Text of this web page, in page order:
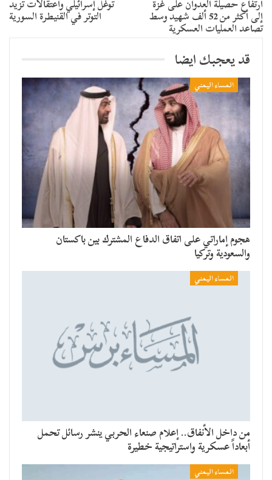
ارتفاع حصيلة العدوان على غزة
إلى أكثر من 52 ألف شهيد وسط
تصاعد العمليات العسكرية
توغل إسرائيلي واعتقالات تزيد
التوتر في القنيطرة السورية
قد يعجبك ايضا
المساء اليمني
هجوم إماراتي على اتفاق الدفاع المشترك بين باكستان
والسعودية وتركيا
المساء اليمني
من داخل الأنفاق.. إعلام صنعاء الحربي ينشر رسائل تحمل
أبعاداً عسكرية واستراتيجية خطيرة
المساء اليمني